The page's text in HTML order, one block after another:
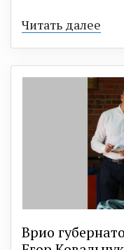
Читать далее
Врио